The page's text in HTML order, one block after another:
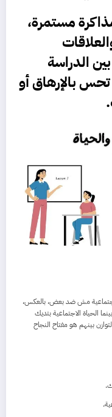
مستمرة،
الدراسة
بالإرهاق أو
مش ضد بعض، بالعكس،
الحياة الاجتماعية بتديك
بينهم هو مفتاح النجاح